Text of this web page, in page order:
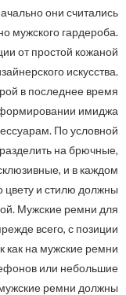
они считались
мужского гардероба.
от простой кожаной
искусства.
в последнее время
формировании имиджа
По условной
на брючные,
и в каждом
цвету и стилю должны
Мужские ремни для
всего, с позиции
как на мужские ремни
или небольшие
ремни должны